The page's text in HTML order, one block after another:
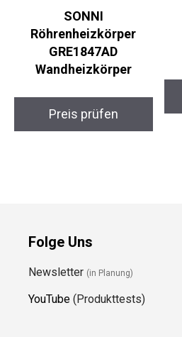
SONNI
Röhrenheizkörper
GRE1847AD
Wandheizkörper
Preis prüfen
Folge Uns
Newsletter (in Planung)
YouTube (Produkttests)